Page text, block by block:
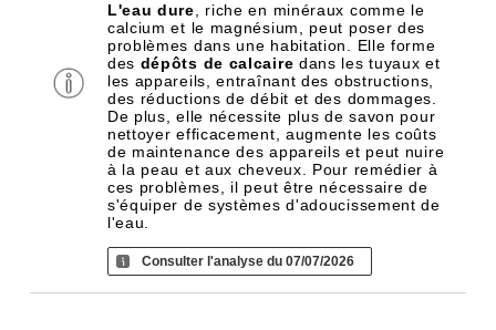
L'eau dure , riche en minéraux comme le
calcium et le magnésium, peut poser des
problèmes dans une habitation. Elle forme
des dépôts de calcaire dans les tuyaux et
les appareils, entraînant des obstructions,
des réductions de débit et des dommages.
De plus, elle nécessite plus de savon pour
nettoyer efficacement, augmente les coûts
de maintenance des appareils et peut nuire
à la peau et aux cheveux. Pour remédier à
ces problèmes, il peut être nécessaire de
s'équiper de systèmes d'adoucissement de
l'eau.
Consulter l'analyse du 07/07/2026